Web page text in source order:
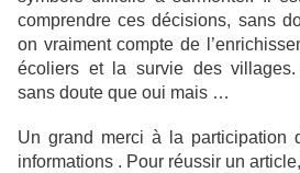
comprendre ces décisions, sans
on vraiment compte de
écoliers et la survie des villages.
sans doute que oui mais …
Un grand merci à la participation
informations . Pour réussir un